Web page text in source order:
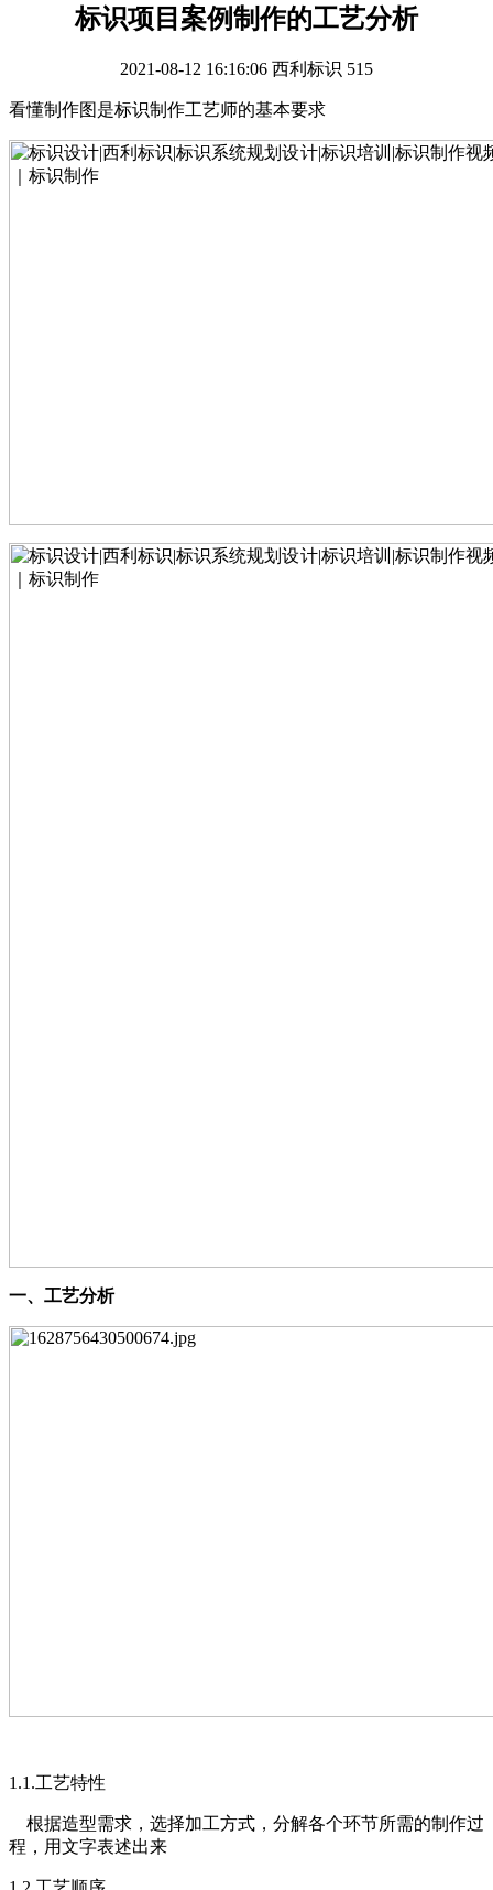
标识项目案例制作的工艺分析
2021-08-12 16:16:06 西利标识 515
看懂制作图是标识制作工艺师的基本要求
一、 工艺分析
1 .1.工艺特性
根据造型需求，选择加工方式，分解各个环节所需的制作过
程，用文字表述出来